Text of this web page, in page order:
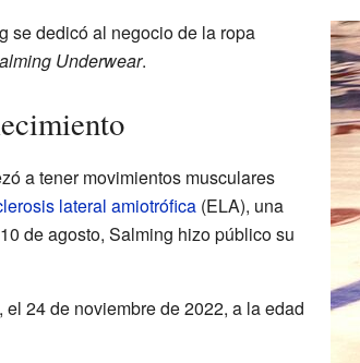
se dedicó al negocio de la ropa
Underwear.
a tener movimientos musculares
lateral amiotrófica(ELA), una
de agosto, Salming hizo público su
el 24 de noviembre de 2022, a la edad